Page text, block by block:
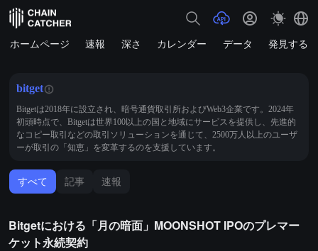
ホームページ 速報 深さ カレンダー データ 発見する
bitget
Bitgetは2018年に設立され、暗号通貨取引所およびWeb3企業です。2024年
初頭時点で、Bitgetは世界100以上の国と地域にサービスを提供し、先進的
なコピー取引などの取引ソリューションを通じて、2500万人以上のユーザ
ーが取引の「知恵」を変革するのを支援しています。
すべて 記事 速報
Bitgetにおける「月の暗面」MOONSHOT IPOのプレマー
ケット永続契約